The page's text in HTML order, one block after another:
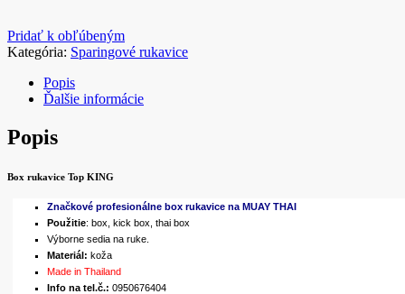
Pridať k obľúbeným
Kategória: Sparingové rukavice
Popis
Ďalšie informácie
Popis
Box rukavice Top KING
Značkové profesionálne box rukavice na MUAY THAI
Použitie: box, kick box, thai box
Výborne sedia na ruke.
Materiál: koža
Made in Thailand
Info na tel.č.: 0950676404